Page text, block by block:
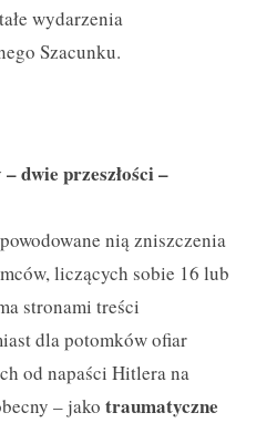
wydarzenia
Szacunku.
dwie przeszłości –
nią zniszczenia
liczących sobie 16 lub
stronami treści
dla potomków ofiar
od napaści Hitlera na
– jako traumatyczne